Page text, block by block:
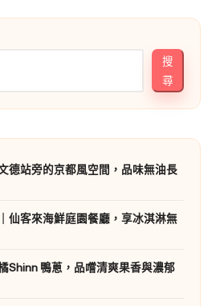
搜
尋
德站旁的京都風空間，品味無油長
仙客來海鮮庭園餐廳，享冰淇淋無
Shinn 鴨蔥，品嚐清爽果香與濃郁